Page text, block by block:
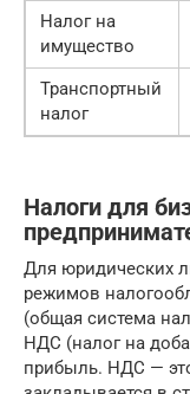
Налог на
имущество
Транспортный
налог
Налоги для
Для юридических
режимов
(общая система
НДС (налог на
прибыль. НДС —